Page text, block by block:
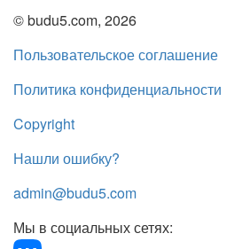
© budu5.com, 2026
Пользовательское соглашение
Политика конфиденциальности
Copyright
Нашли ошибку?
admin@budu5.com
Мы в социальных сетях: